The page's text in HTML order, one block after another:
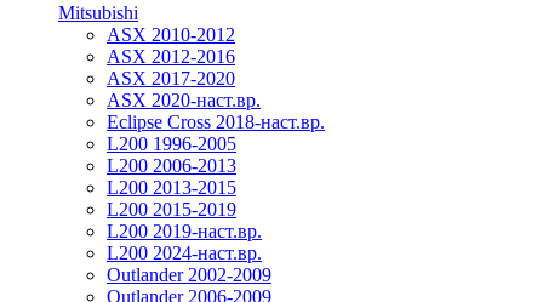
Mitsubishi
ASX 2010-2012
ASX 2012-2016
ASX 2017-2020
ASX 2020-наст.вр.
Eclipse Cross 2018-наст.вр.
L200 1996-2005
L200 2006-2013
L200 2013-2015
L200 2015-2019
L200 2019-наст.вр.
L200 2024-наст.вр.
Outlander 2002-2009
Outlander 2006-2009